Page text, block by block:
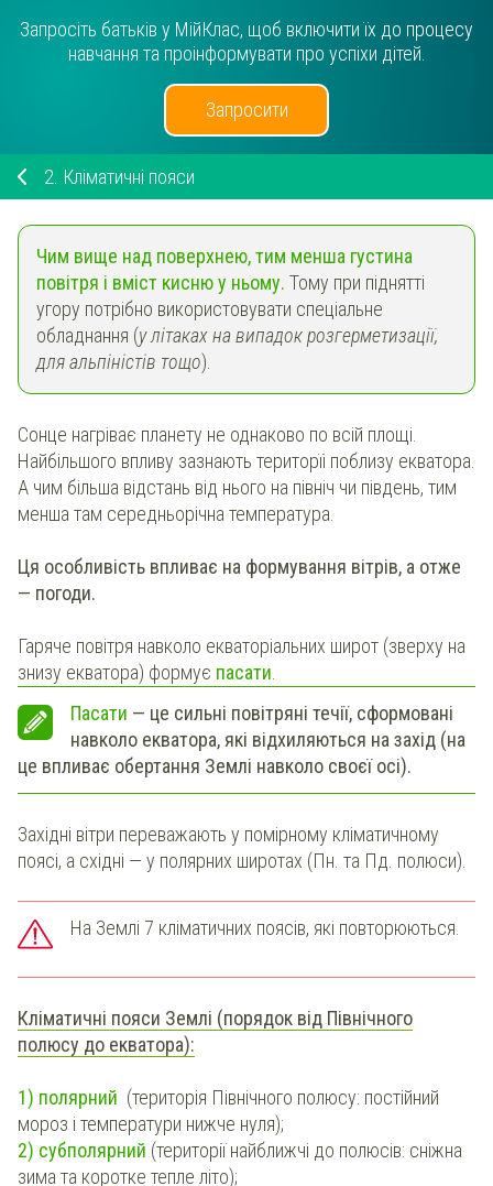
Запросіть батьків у МійКлас, щоб включити їх до процесу
навчання та проінформувати про успіхи дітей.
Запросити
2. Кліматичні пояси
Чим вище над поверхнею, тим менша густина
повітря і вміст кисню у ньому. Тому при піднятті
угору потрібно використовувати спеціальне
обладнання (у літаках на випадок розгерметизації,
для альпіністів тощо).
Сонце нагріває планету не однаково по всій площі.
Найбільшого впливу зазнають територїі поблизу екватора.
А чим більша відстань від нього на північ чи південь, тим
менша там середньорічна температура.
Ця особливість впливає на формування вітрів, а отже
— погоди.
Гаряче повітря навколо екваторіальних широт (зверху на
знизу екватора) формує пасати.
Пасати — це сильні повітряні течії, сформовані
навколо екватора, які відхиляються на захід (на
це впливає обертання Землі навколо своєї осі).
Західні вітри переважають у помірному кліматичному
поясі, а східні — у полярних широтах (Пн. та Пд. полюси).
На Землі 7 кліматичних поясів, які повторюються.
Кліматичні пояси Землі (порядок від Північного
полюсу до екватора):
1) полярний (територія Північного полюсу: постійний
мороз і температури нижче нуля);
2) субполярний (території найближчі до полюсів: сніжна
зима та коротке тепле літо);